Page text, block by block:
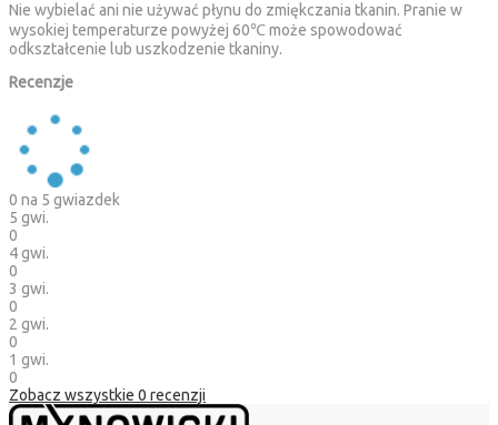
Nie wybielać ani nie używać płynu do zmiękczania tkanin. Pranie w
wysokiej temperaturze powyżej 60℃ może spowodować
odkształcenie lub uszkodzenie tkaniny.
Recenzje
0 na 5 gwiazdek
5 gwi.
0
4 gwi.
0
3 gwi.
0
2 gwi.
0
1 gwi.
0
Zobacz wszystkie 0 recenzji